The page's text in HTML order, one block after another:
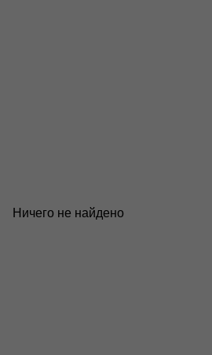
Ничего не найдено